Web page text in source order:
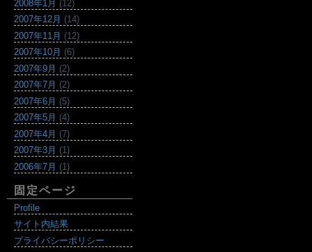
2008年1月 (12)
2007年12月 (14)
2007年11月 (12)
2007年10月 (6)
2007年9月 (2)
2007年7月 (2)
2007年6月 (5)
2007年5月 (4)
2007年4月 (7)
2007年3月 (1)
2006年7月 (1)
固定ページ
Profile
サイト内結果
プライバシーポリシー